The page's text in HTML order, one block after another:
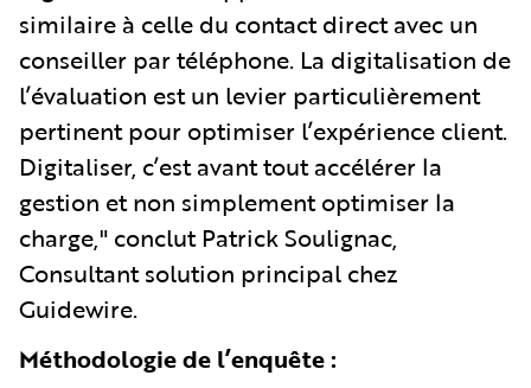
similaire à celle du contact direct avec un
conseiller par téléphone. La digitalisation de
l’évaluation est un levier particulièrement
pertinent pour optimiser l’expérience client.
Digitaliser, c’est avant tout accélérer la
gestion et non simplement optimiser la
charge," conclut Patrick Soulignac,
Consultant solution principal chez
Guidewire.
Méthodologie de l’enquête :